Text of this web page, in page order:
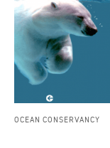
OCEAN CONSERVANCY